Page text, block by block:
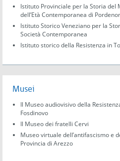
Istituto Provinciale per la Storia del
dell’Età Contemporanea di
Istituto Storico Veneziano per la
Società Contemporanea
Istituto storico della Resistenza in
Musei
Il Museo audiovisivo della
Fosdinovo
Il Museo dei fratelli Cervi
Museo virtuale dell’antifascismo e
Provincia di Arezzo